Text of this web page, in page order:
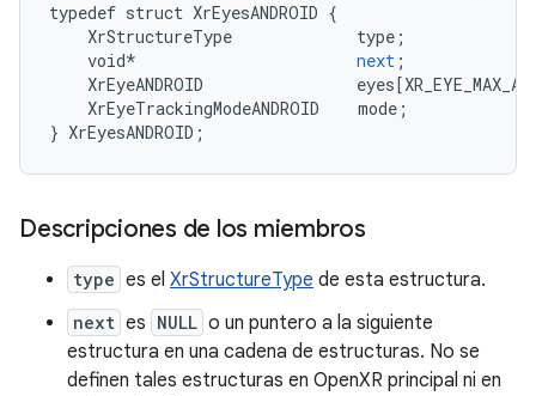
typedef struct XrEyesANDROID {
XrStructureType
type ;
void* next ;
XrEyeANDROID
eyes[
XrEyeTrackingModeANDROID
mode ;
} XrEyesANDROID ;
Descripciones de los miembros
type es el XrStructureType de esta estructura.
next es NULL o un puntero a la siguiente
estructura en una cadena de estructuras. No se
definen tales estructuras en OpenXR principal ni en